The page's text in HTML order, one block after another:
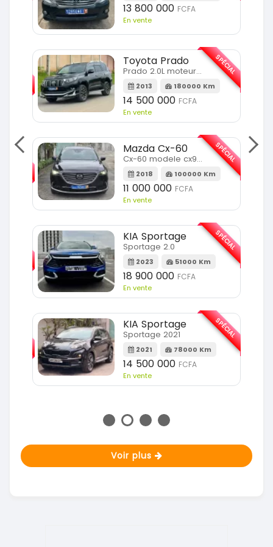
SPÉCIAL
13 800 000 FCFA
En vente
Toyota Prado
Prado 2.0L moteur d4d
2013 180000 Km
14 500 000 FCFA
En vente
SPÉCIAL
Mazda Cx-60
Cx-60 modele cx9 full option
2018 100000 Km
11 000 000 FCFA
En vente
SPÉCIAL
KIA Sportage
Sportage 2.0
2023 51000 Km
18 900 000 FCFA
En vente
SPÉCIAL
KIA Sportage
Sportage 2021
2021 78000 Km
14 500 000 FCFA
En vente
SPÉCIAL
Voir plus